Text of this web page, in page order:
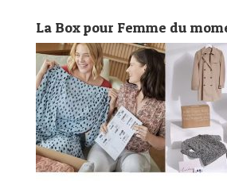
La Box pour Femme du